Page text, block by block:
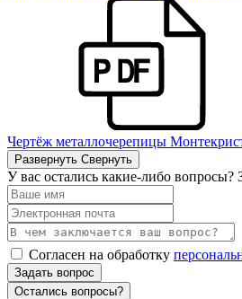
Чертёж металлочерепицы
Развернуть Свернуть
У вас остались какие-либо вопросы?
Согласен на обработку
Задать вопрос
Остались вопросы?